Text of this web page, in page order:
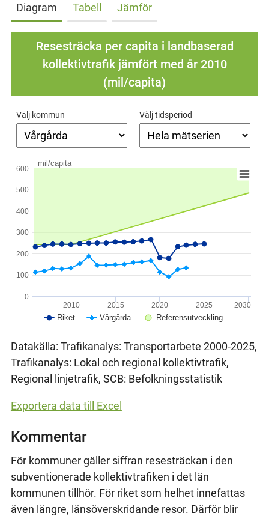
Diagram Tabell Jämför
Resesträcka per capita i landbaserad
kollektivtrafik jämfört med år 2010
(mil/capita)
Välj kommun Välj tidsperiod
mil/capita
Riket Vårgårda Referensutveckling
2010 2015 2020 2025 2030
0
100
200
300
400
500
600
Datakälla: Trafikanalys: Transportarbete 2000-2025,
Trafikanalys: Lokal och regional kollektivtrafik,
Regional linjetrafik, SCB: Befolkningsstatistik
Exportera data till Excel
Kommentar
För kommuner gäller siffran resesträckan i den
subventionerade kollektivtrafiken i det län
kommunen tillhör. För riket som helhet innefattas
även längre, länsöverskridande resor. Därför blir